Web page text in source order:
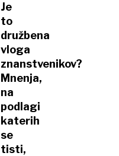
Je
to
družbena
vloga
znanstvenikov?
Mnenja,
na
podlagi
katerih
se
tisti,